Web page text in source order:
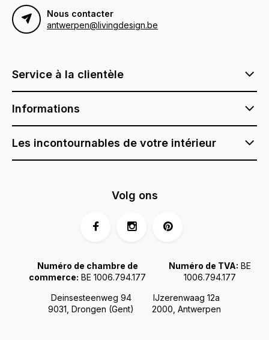
Nous contacter
antwerpen@livingdesign.be
Service à la clientèle
Informations
Les incontournables de votre intérieur
Deinsesteenweg 94
9031, Drongen (Gent)
IJzerenwaag 12a
2000, Antwerpen
Numéro de chambre de
commerce: BE 1006.794.177
Numéro de TVA: BE
1006.794.177
Volg ons